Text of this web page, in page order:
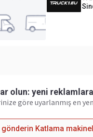
olun: yeni
göre uyarlanmış en
Katlama